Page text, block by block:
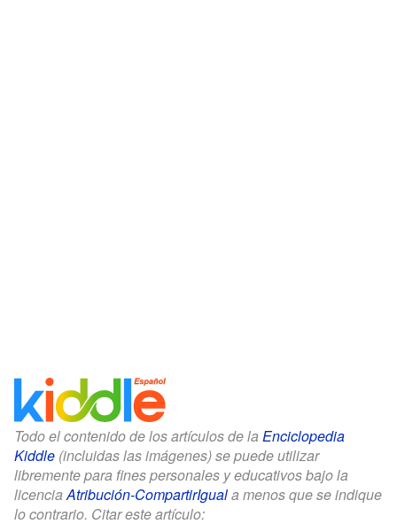
Todo el contenido de los artículos de la Enciclopedia
Kiddle (incluidas las imágenes) se puede utilizar
libremente para fines personales y educativos bajo la
licenciaAtribución-CompartirIguala menos que se indique
lo contrario. Citar este artículo: